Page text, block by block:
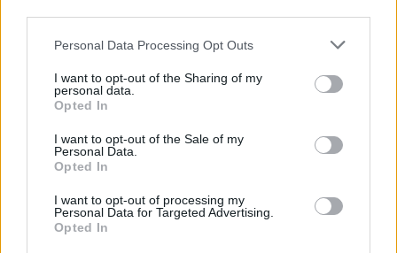
Please note that this website/app uses one or more Google
not limited to your visit or usage behaviour. You may click to
grant or deny consent to Google and its third-party tags to
use your data for below specified purposes in below Google
consent section.
Personal Data Processing Opt Outs
I want to opt-out of the Sharing of my
personal data.
Opted In
I want to opt-out of the Sale of my
Personal Data.
Opted In
I want to opt-out of processing my
Personal Data for Targeted Advertising.
Opted In
di genere in ogni aspetto della tua vita.
La strada verso l’uguaglianza di genere è lunga,
ma con l’impegno collettivo e individuale, possiamo
fare la differenza.
AiAdhubMedia